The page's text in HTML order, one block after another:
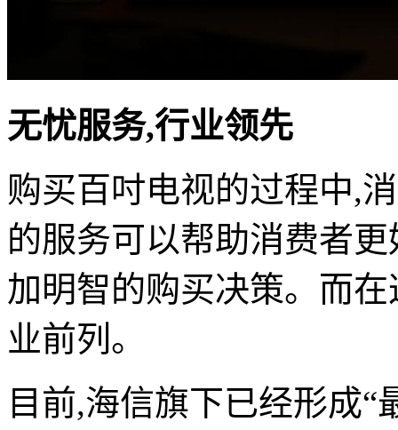
无忧服务,行业领先
购买百吋电视的过程中,
的服务可以帮助消费者
加明智的购买决策。而
业前列。
目前,海信旗下已经形成